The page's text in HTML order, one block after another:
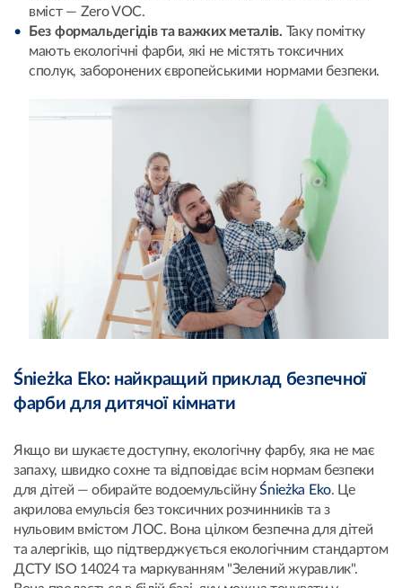
вміст — Zero VOC.
Без формальдегідів та важких металів. Таку помітку
мають екологічні фарби, які не містять токсичних
сполук, заборонених європейськими нормами безпеки.
Śnieżka Eko: найкращий приклад безпечної
фарби для дитячої кімнати
Якщо ви шукаєте доступну, екологічну фарбу, яка не має
запаху, швидко сохне та відповідає всім нормам безпеки
для дітей — обирайте водоемульсійнуŚnieżka Eko. Це
акрилова емульсія без токсичних розчинників та з
нульовим вмістом ЛОС. Вона цілком безпечна для дітей
та алергіків, що підтверджується екологічним стандартом
ДСТУ ISO 14024 та маркуванням "Зелений журавлик".